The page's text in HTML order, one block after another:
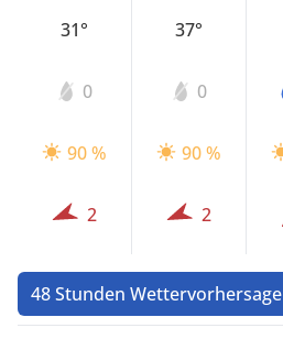
31°
0
90 %
2
37°
0
90 %
2
48 Stunden Wettervorhersage